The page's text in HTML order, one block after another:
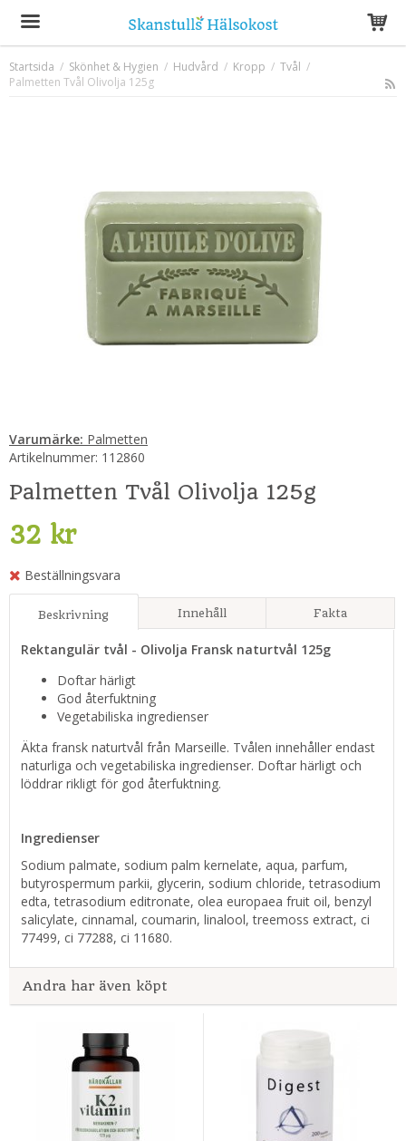
Produkten har blivit tillagd i varukorgen
Startsida / Skönhet & Hygien / Hudvård / Kropp / Tvål /
Palmetten Tvål Olivolja 125g
Varumärke: Palmetten
Artikelnummer: 112860
Palmetten Tvål Olivolja 125g
32 kr
Beställningsvara
Beskrivning Innehåll Fakta
Rektangulär tvål - Olivolja Fransk naturtvål 125g
Doftar härligt
God återfuktning
Vegetabiliska ingredienser
Äkta fransk naturtvål från Marseille. Tvålen innehåller endast
naturliga och vegetabiliska ingredienser. Doftar härligt och
löddrar rikligt för god återfuktning.
Ingredienser
Sodium palmate, sodium palm kernelate, aqua, parfum,
butyrospermum parkii, glycerin, sodium chloride, tetrasodium
edta, tetrasodium editronate, olea europaea fruit oil, benzyl
salicylate, cinnamal, coumarin, linalool, treemoss extract, ci
77499, ci 77288, ci 11680.
Andra har även köpt